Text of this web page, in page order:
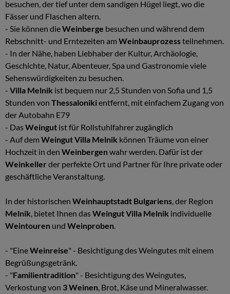
besuchen, der tief unter dem sandigen Hügel liegt, wo die
Fässer und Flaschen altern.
- Sie können dieWeinberge besuchen und während dem
Rebschnitt- und Erntezeiten am Weinbauprozessteilnehmen.
- In der Nähe, haben Liebhaber der Kultur, Archäologie,
Geschichte, Natur, Abenteuer, Spa und Gastronomie viele
Sehenswürdigkeiten zu besuchen.
- Villa Melnik ist bequem nur 2,5 Stunden von Sofia und 1,5
Stunden von Thessalonikientfernt, mit einfachem Zugang von
der Autobahn E79
- DasWeingut ist für Rollstuhlfahrer zugänglich
- Auf dem Weingut Villa Melnik können Träume von einer
Hochzeit in den Weinbergenwahr werden. Dafür ist der
Weinkeller der perfekte Ort und Partner für Ihre private oder
geschäftliche Veranstaltung.
In der historischen Weinhauptstadt Bulgariens, der Region
Melnik, bietet Ihnen dasWeingut Villa Melnik individuelle
Weintouren und Weinproben.
- "EineWeinreise" - Besichtigung des Weingutes mit einem
Begrüßungsgetränk.
- "Familientradition" - Besichtigung des Weingutes,
Verkostung von 3 Weinen, Brot, Käse und Mineralwasser.